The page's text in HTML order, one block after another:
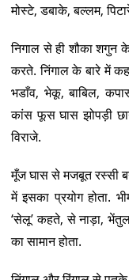
मोस्टे, डबाके, बल्लम,
निगाल से ही शौका शगुन
करते. निंगाल के बारे में
भडाँव, भेकू, बाबिल,
कांस फूस घास झोपड़ी
विराजे.
मूँज घास से मजबूत रस्सी
में इसका प्रयोग होता.
‘सेलू’ कहते, से नाड़ा,
का सामान होता.